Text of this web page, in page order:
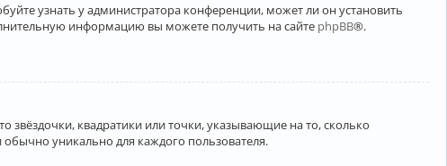
узнать у администратора конференции, может ли он установить
информацию вы можете получить на сайте phpBB®.
звёздочки, квадратики или точки, указывающие на то, сколько
уникально для каждого пользователя.